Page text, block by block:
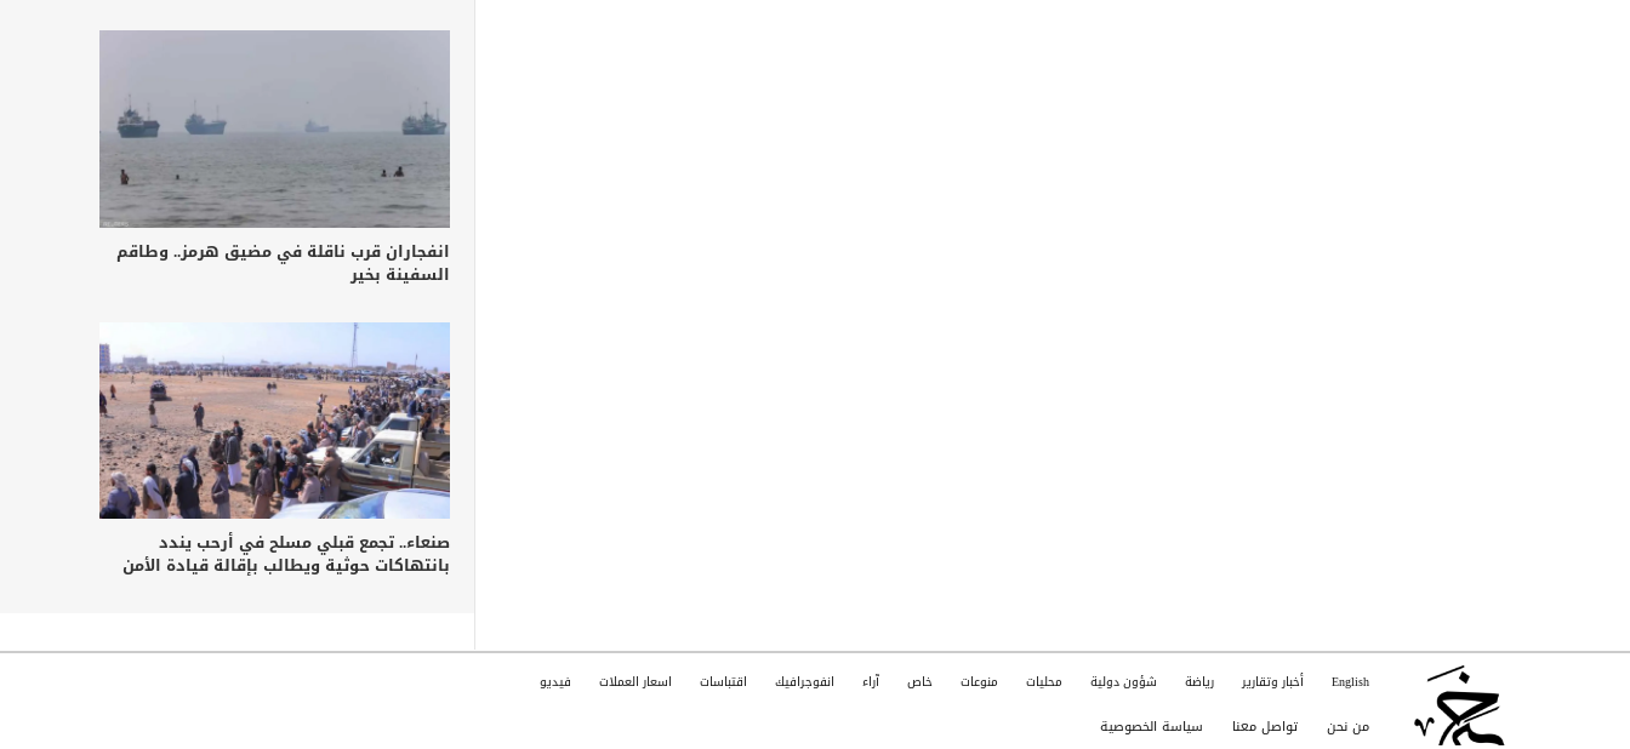
انفجاران قرب ناقلة في مضيق هرمز.. وطاقم
السفينة بخير
صنعاء.. تجمع قبلي مسلح في أرحب يندد
بانتهاكات حوثية ويطالب بإقالة قيادة الأمن
English أخبار وتقارير رياضة شؤون دولية محليات منوعات خاص آراء انفوجرافيك اقتباسات اسعار العملات فيديو
من نحن تواصل معنا سياسة الخصوصية